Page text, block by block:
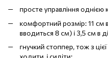
просте управління однією
комфортний розмір: 11 см
вводиться 8 см) і 3,5 см в
гнучкий стоппер, тож з